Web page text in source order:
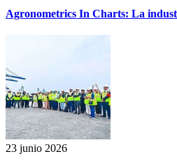
Agronometrics In Charts: La
23 junio 2026